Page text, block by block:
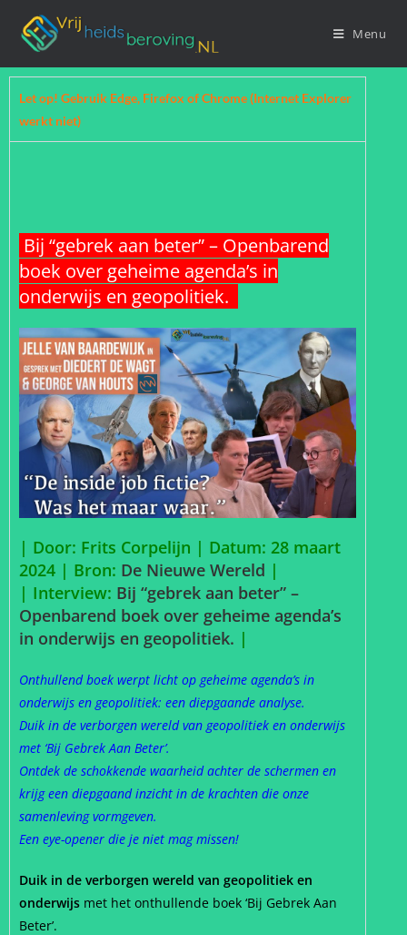
Menu
Let op! Gebruik Edge, Firefox of Chrome (Internet Explorer
werkt niet)
Bij “gebrek aan beter” – Openbarend
boek over geheime agenda’s in
onderwijs en geopolitiek.
| Door: Frits Corpelijn | Datum: 28 maart
2024 | Bron: De Nieuwe Wereld |
| Interview: Bij “gebrek aan beter” –
Openbarend boek over geheime agenda’s
in onderwijs en geopolitiek. |
Onthullend boek werpt licht op geheime agenda’s in
onderwijs en geopolitiek: een diepgaande analyse.
Duik in de verborgen wereld van geopolitiek en onderwijs
met ‘Bij Gebrek Aan Beter’.
Ontdek de schokkende waarheid achter de schermen en
krijg een diepgaand inzicht in de krachten die onze
samenleving vormgeven.
Een eye-opener die je niet mag missen!
Duik in de verborgen wereld van geopolitiek en
onderwijs met het onthullende boek ‘Bij Gebrek Aan
Beter’.